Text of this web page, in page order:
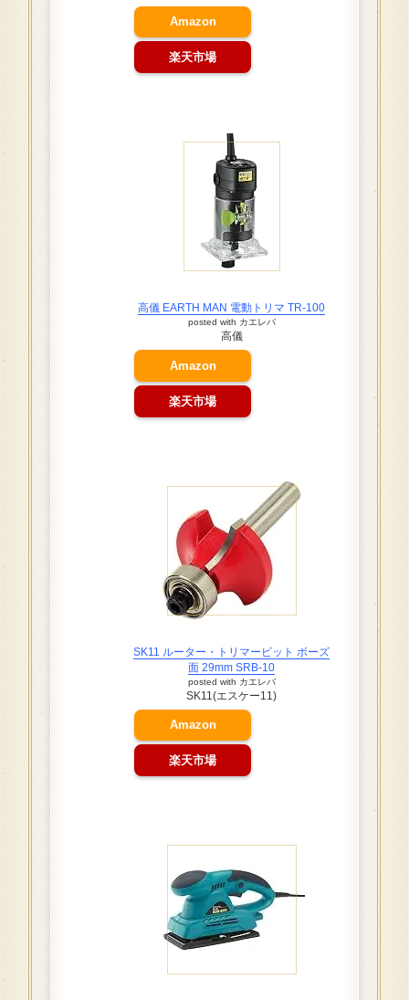
Amazon
楽天市場
高儀 EARTH MAN 電動トリマ TR-100
posted with カエレバ
高儀
Amazon
楽天市場
SK11 ルーター・トリマービット ボーズ
面 29mm SRB-10
posted with カエレバ
SK11(エスケー11)
Amazon
楽天市場